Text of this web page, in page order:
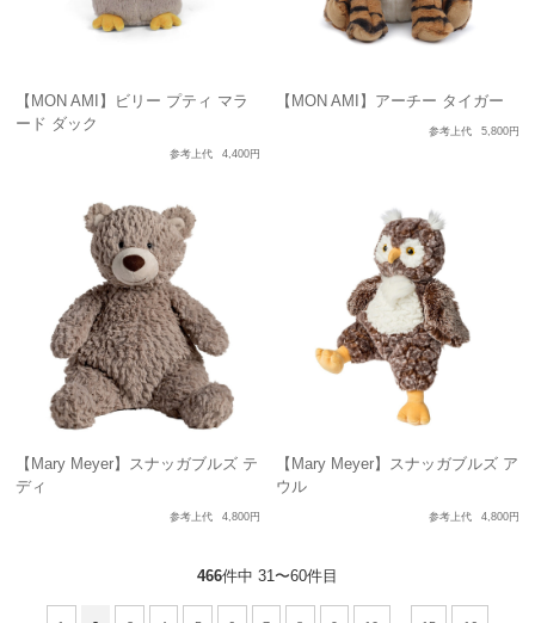
【MON AMI】ビリー プティ マラ
ード ダック
参考上代 4,400円
【MON AMI】アーチー タイガー
参考上代 5,800円
【Mary Meyer】スナッガブルズ テ
ディ
参考上代 4,800円
【Mary Meyer】スナッガブルズ ア
ウル
参考上代 4,800円
466件中 31〜60件目